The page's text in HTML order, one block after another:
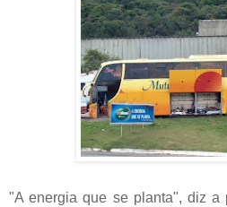
"A energia que se planta", diz a